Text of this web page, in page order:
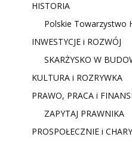
HISTORIA
Polskie Towarzystwo
INWESTYCJE i ROZWÓJ
SKARŻYSKO W
KULTURA i ROZRYWKA
PRAWO, PRACA i
ZAPYTAJ PRAWNIKA
PROSPOŁECZNIE i